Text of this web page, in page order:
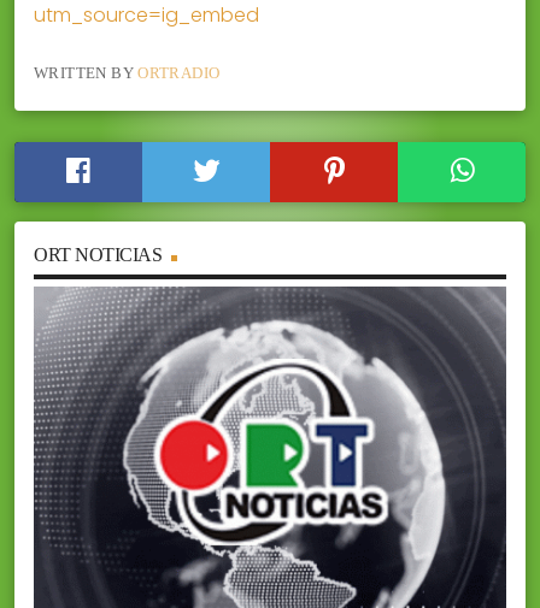
utm_source=ig_embed
WRITTEN BYORTRADIO
ORT NOTICIAS